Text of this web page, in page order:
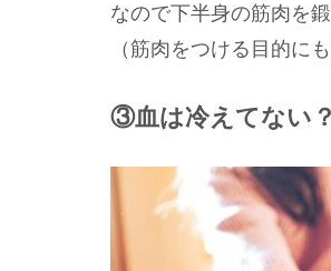
なので下半身の筋肉を
（筋肉をつける目的に
③血は冷えてない？